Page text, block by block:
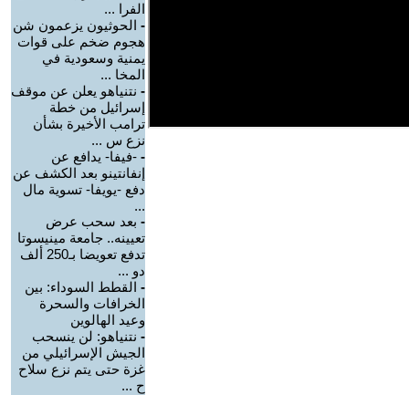
الفرا ...
- الحوثيون يزعمون شن
هجوم ضخم على قوات
يمنية وسعودية في
المخا ...
- نتنياهو يعلن عن موقف
إسرائيل من خطة
ترامب الأخيرة بشأن
نزع س ...
- -فيفا- يدافع عن
إنفانتينو بعد الكشف عن
دفع -يويفا- تسوية مال
...
- بعد سحب عرض
تعيينه.. جامعة مينيسوتا
تدفع تعويضا بـ250 ألف
دو ...
- القطط السوداء: بين
الخرافات والسحرة
وعيد الهالوين
- نتنياهو: لن ينسحب
الجيش الإسرائيلي من
غزة حتى يتم نزع سلاح
ح ...